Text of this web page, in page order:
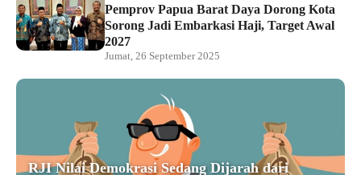
Pemprov Papua Barat Daya Dorong Kota
Sorong Jadi Embarkasi Haji, Target Awal
2027
Jumat, 26 September 2025
RJI Nilai Demokrasi Sedang Dijarah dari